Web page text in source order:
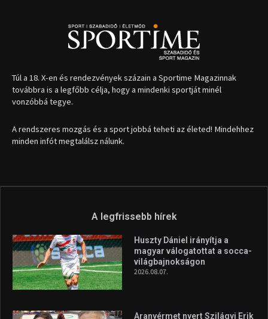
Túl a 18. X-en és rendezvények százain a Sportime Magazinnak
továbbra is a legfőbb célja, hogy a mindenki sportját minél
vonzóbbá tegye.
A rendszeres mozgás és a sport jobbá teheti az életed! Mindehhez
minden infót megtalálsz nálunk.
A legfrissebb hírek
Huszty Dániel irányítja a
magyar válogatottat a socca-
világbajnokságon
2026.08.07.
Aranyérmet nyert Szilágyi Erik